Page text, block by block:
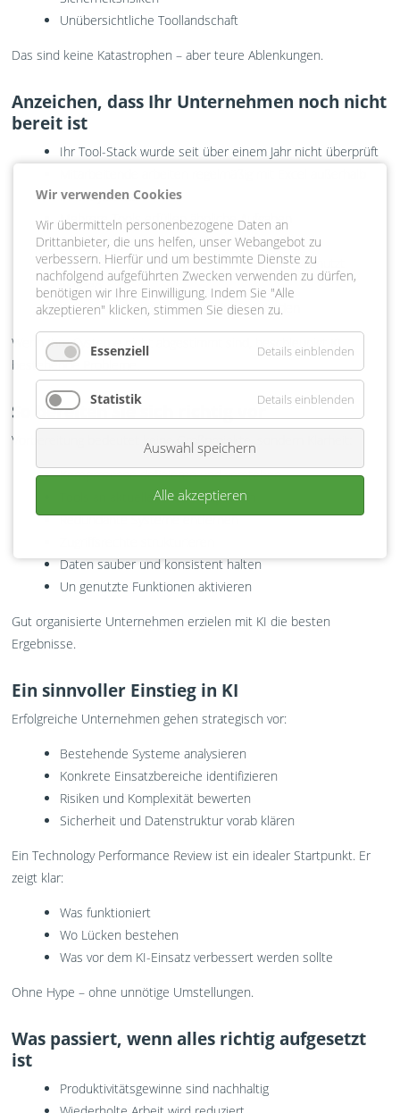
Unübersichtliche Toollandschaft
Das sind keine Katastrophen – aber teure Ablenkungen.
Anzeichen, dass Ihr Unternehmen noch nicht
bereit ist
Ihr Tool-Stack wurde seit über einem Jahr nicht überprüft
Ihrer Systeme
Mehrere Tools erfüllen ähnliche Aufgaben
Zugriffsrechte sind nicht aktuell überprüft
Sie wissen nicht genau, welche Funktionen genutzt
werden
Workarounds sind zum Standard geworden
Wenn Ihre Systeme nicht abgestimmt sind, beschleunigt KI
bestehende Probleme.
So bereiten Sie sich richtig vor
Vorbereitung bedeutet keine Großprojekte, sondern Klarheit:
Kernprozesse definieren und verstehen
Tools an aktuelle Abläufe anpassen
Redundante Systeme entfernen
Daten sauber und konsistent halten
Un genutzte Funktionen aktivieren
Gut organisierte Unternehmen erzielen mit KI die besten
Ergebnisse.
Ein sinnvoller Einstieg in KI
Erfolgreiche Unternehmen gehen strategisch vor:
Bestehende Systeme analysieren
Konkrete Einsatzbereiche identifizieren
Risiken und Komplexität bewerten
Sicherheit und Datenstruktur vorab klären
Ein Technology Performance Review ist ein idealer Startpunkt. Er
zeigt klar:
Was funktioniert
Wo Lücken bestehen
Was vor dem KI-Einsatz verbessert werden sollte
Ohne Hype – ohne unnötige Umstellungen.
Was passiert, wenn alles richtig aufgesetzt
ist
Produktivitätsgewinne sind nachhaltig
Wir verwenden Cookies
Wir übermitteln personenbezogene Daten an
Drittanbieter, die uns helfen, unser Webangebot zu
verbessern. Hierfür und um bestimmte Dienste zu
nachfolgend aufgeführten Zwecken verwenden zu dürfen,
benötigen wir Ihre Einwilligung. Indem Sie "Alle
akzeptieren" klicken, stimmen Sie diesen zu.
Essenziell Details einblenden
Statistik Details einblenden
Auswahl speichern
Alle akzeptieren